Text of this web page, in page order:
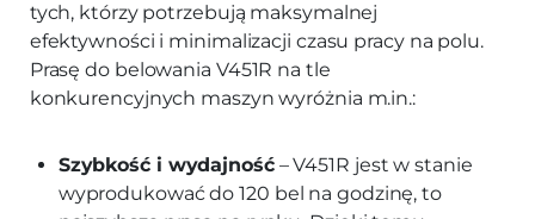
tych, którzy potrzebują maksymalnej
efektywności i minimalizacji czasu pracy na polu.
Prasę do belowania V451R na tle
konkurencyjnych maszyn wyróżnia m.in.:
Szybkość i wydajność– V451R jest w stanie
wyprodukować do 120 bel na godzinę, to